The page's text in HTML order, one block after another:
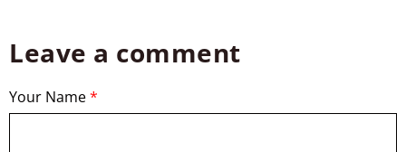
Leave a comment
Your Name*